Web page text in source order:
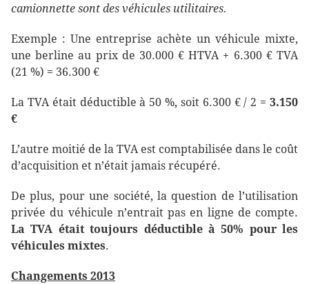
camionnette sont des véhicules utilitaires.
Exemple : Une entreprise achète un véhicule mixte,
une berline au prix de 30.000 € HTVA + 6.300 € TVA
(21 %) = 36.300 €
La TVA était déductible à 50 %, soit 6.300 € / 2 = 3.150
€
L’autre moitié de la TVA est comptabilisée dans le coût
d’acquisition et n’était jamais récupéré.
De plus, pour une société, la question de l’utilisation
privée du véhicule n’entrait pas en ligne de compte.
La TVA était toujours déductible à 50% pour les
véhicules mixtes.
Changements 2013